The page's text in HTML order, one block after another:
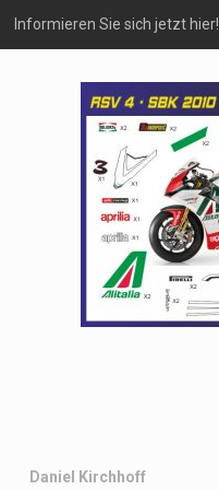
Informieren Sie sich jetzt hier!
Daniel Kirchhoff